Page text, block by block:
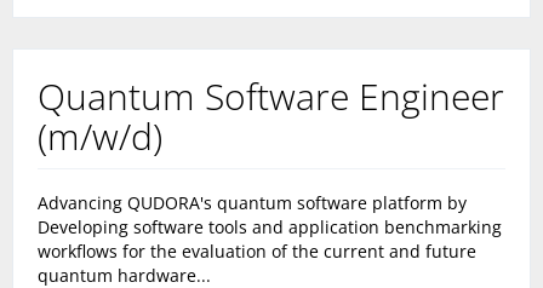
Quantum Software Engineer
(m/w/d)
Advancing QUDORA's quantum software platform by
Developing software tools and application benchmarking
workflows for the evaluation of the current and future
quantum hardware...